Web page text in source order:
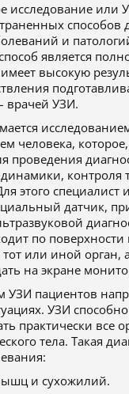
исследование или
способов
и
является
высокую
врачей УЗИ.
человека,
проведения
контроля
этого специалист
датчик,
по поверхности
или иной орган,
на экране
УЗИ пациентов
УЗИ способно
практически все
тела. Такая
и сухожилий.